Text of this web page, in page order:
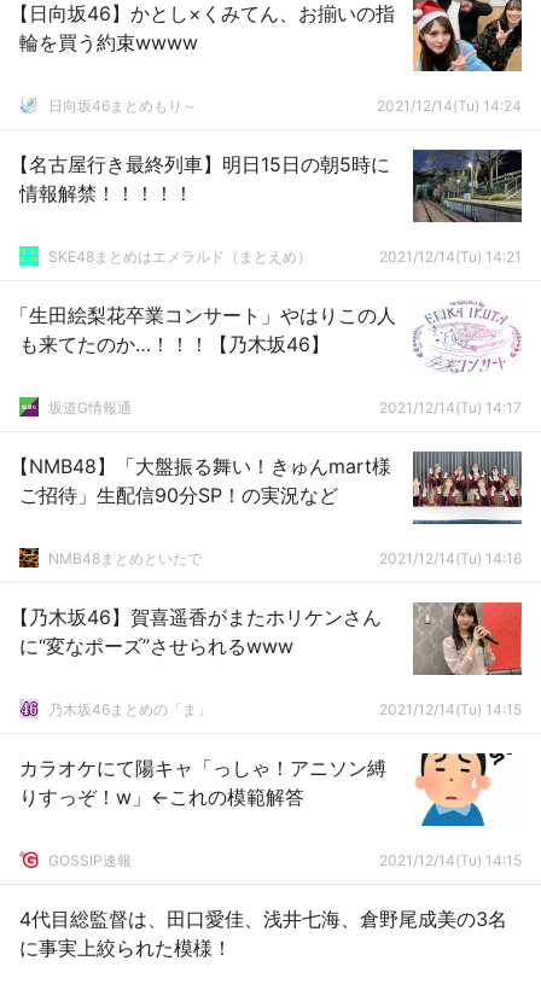
【日向坂46】かとし×くみてん、お揃いの指
輪を買う約束wwww
日向坂46まとめもり～ 2021/12/14(Tu) 14:24
【名古屋行き最終列車】明日15日の朝5時に
情報解禁！！！！！
SKE48まとめはエメラルド（まとえめ） 2021/12/14(Tu) 14:21
「生田絵梨花卒業コンサート」やはりこの人
も来てたのか…！！！【乃木坂46】
坂道G情報通 2021/12/14(Tu) 14:17
【NMB48】「大盤振る舞い！きゅんmart様
ご招待」生配信90分SP！の実況など
NMB48まとめといたで 2021/12/14(Tu) 14:16
【乃木坂46】賀喜遥香がまたホリケンさん
に“変なポーズ”させられるwww
乃木坂46まとめの「ま」 2021/12/14(Tu) 14:15
カラオケにて陽キャ「っしゃ！アニソン縛
りすっぞ！w」←これの模範解答
GOSSIP速報 2021/12/14(Tu) 14:15
4代目総監督は、田口愛佳、浅井七海、倉野尾成美の3名
に事実上絞られた模様！